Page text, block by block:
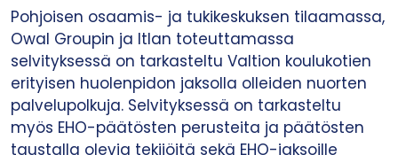
Pohjoisen osaamis- ja tukikeskuksen tilaamassa,
Owal Groupin ja Itlan toteuttamassa
selvityksessä on tarkasteltu Valtion koulukotien
erityisen huolenpidon jaksolla olleiden nuorten
palvelupolkuja. Selvityksessä on tarkasteltu
myös EHO-päätösten perusteita ja päätösten
taustalla olevia tekijöitä sekä EHO-jaksoille